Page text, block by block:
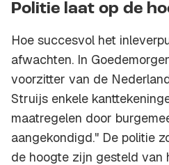
Politie laat op de
Hoe succesvol het
afwachten. In
voorzitter van de
Struijs enkele
maatregelen door
aangekondigd." De politie
de hoogte zijn gesteld van